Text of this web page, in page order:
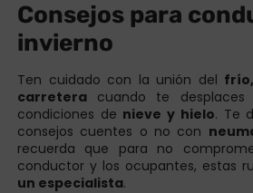
Consejos para
invierno
Ten cuidado con la unión del
carreteracuando te
condiciones de nieve y hielo. Te
consejos cuentes o no con
recuerda que para no
conductor y los ocupantes, estas
un especialista.